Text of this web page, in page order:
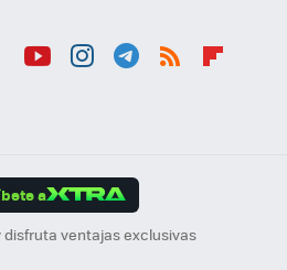
a
disfruta ventajas exclusivas